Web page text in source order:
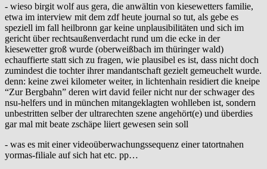
- wieso birgit wolf aus gera, die anwältin von kiesewetters familie,
etwa im interview mit dem zdf heute journal so tut, als gebe es
speziell im fall heilbronn gar keine unplausibilitäten und sich im
gericht über rechtsaußenverdacht rund um die ecke in der
kiesewetter groß wurde (oberweißbach im thüringer wald)
echauffierte statt sich zu fragen, wie plausibel es ist, dass nicht doch
zumindest die tochter ihrer mandantschaft gezielt gemeuchelt wurde.
denn: keine zwei kilometer weiter, in lichtenhain residiert die kneipe
“Zur Bergbahn” deren wirt david feiler nicht nur der schwager des
nsu-helfers und in münchen mitangeklagten wohlleben ist, sondern
unbestritten selber der ultrarechten szene angehört(e) und überdies
gar mal mit beate zschäpe liiert gewesen sein soll
- was es mit einer videoüberwachungssequenz einer tatortnahen
yormas-filiale auf sich hat etc. pp…